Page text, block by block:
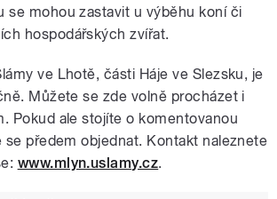
se mohou zastavit u výběhu koní či
hospodářských zvířat.
ve Lhotě, části Háje ve Slezsku, je
Můžete se zde volně procházet i
Pokud ale stojíte o komentovanou
se předem objednat. Kontakt naleznete
www.mlyn.uslamy.cz.